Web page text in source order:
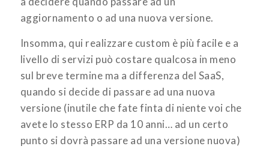
aggiornamento o ad una nuova versione.
Insomma, qui realizzare custom è più facile e a
livello di servizi può costare qualcosa in meno
sul breve termine ma a differenza del SaaS,
quando si decide di passare ad una nuova
versione (inutile che fate finta di niente voi che
avete lo stesso ERP da 10 anni… ad un certo
punto si dovrà passare ad una versione nuova)